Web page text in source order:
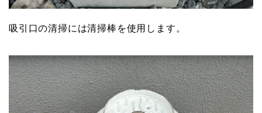
吸引口の清掃には清掃棒を使用します。